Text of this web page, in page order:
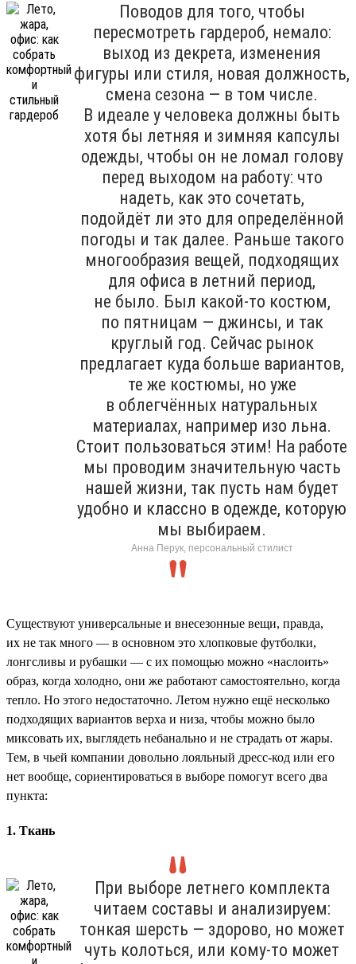
Поводов для того, чтобы
пересмотреть гардероб, немало:
выход из декрета, изменения
фигуры или стиля, новая должность,
смена сезона — в том числе.
В идеале у человека должны быть
хотя бы летняя и зимняя капсулы
одежды, чтобы он не ломал голову
перед выходом на работу: что
надеть, как это сочетать,
подойдёт ли это для определённой
погоды и так далее. Раньше такого
многообразия вещей, подходящих
для офиса в летний период,
не было. Был какой-то костюм,
по пятницам — джинсы, и так
круглый год. Сейчас рынок
предлагает куда больше вариантов,
те же костюмы, но уже
в облегчённых натуральных
материалах, например изо льна.
Стоит пользоваться этим! На работе
мы проводим значительную часть
нашей жизни, так пусть нам будет
удобно и классно в одежде, которую
мы выбираем.
Анна Перук, персональный стилист
Существуют универсальные и внесезонные вещи, правда,
их не так много — в основном это хлопковые футболки,
лонгсливы и рубашки — с их помощью можно «наслоить»
образ, когда холодно, они же работают самостоятельно, когда
тепло. Но этого недостаточно. Летом нужно ещё несколько
подходящих вариантов верха и низа, чтобы можно было
миксовать их, выглядеть небанально и не страдать от жары.
Тем, в чьей компании довольно лояльный дресс-код или его
нет вообще, сориентироваться в выборе помогут всего два
пункта:
1. Ткань
При выборе летнего комплекта
читаем составы и анализируем:
тонкая шерсть — здорово, но может
чуть колоться, или кому-то может